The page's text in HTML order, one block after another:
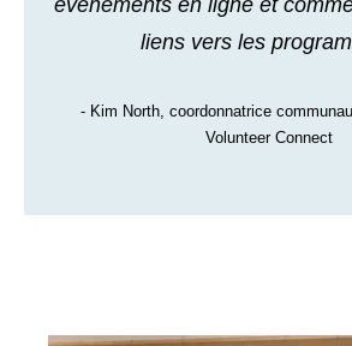
événements en ligne et
liens vers les
- Kim North, coordonnatrice
Volunteer Connect